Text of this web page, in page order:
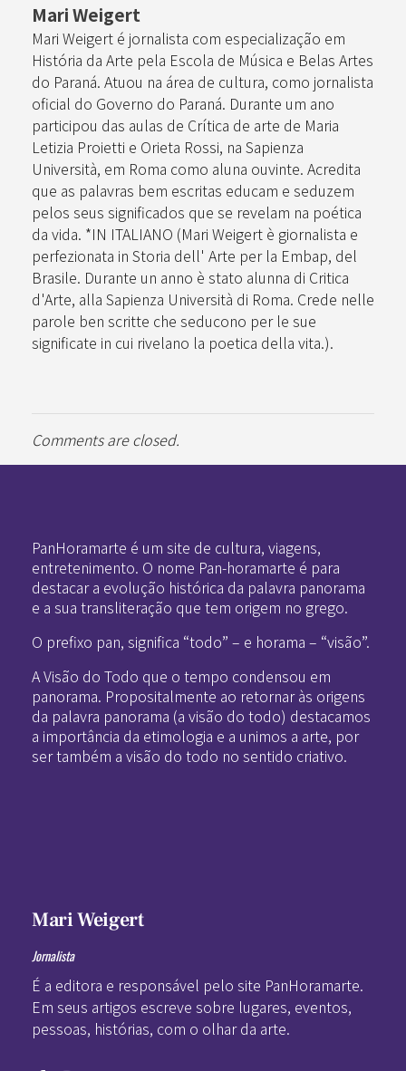
Mari Weigert
Mari Weigert é jornalista com especialização em
História da Arte pela Escola de Música e Belas Artes
do Paraná. Atuou na área de cultura, como jornalista
oficial do Governo do Paraná. Durante um ano
participou das aulas de Crítica de arte de Maria
Letizia Proietti e Orieta Rossi, na Sapienza
Università, em Roma como aluna ouvinte. Acredita
que as palavras bem escritas educam e seduzem
pelos seus significados que se revelam na poética
da vida. *IN ITALIANO (Mari Weigert è giornalista e
perfezionata in Storia dell' Arte per la Embap, del
Brasile. Durante un anno è stato alunna di Critica
d'Arte, alla Sapienza Università di Roma. Crede nelle
parole ben scritte che seducono per le sue
significate in cui rivelano la poetica della vita.).
Comments are closed.
PanHoramarte é um site de cultura, viagens,
entretenimento. O nome Pan-horamarte é para
destacar a evolução histórica da palavra panorama
e a sua transliteração que tem origem no grego.
O prefixo pan, significa “todo” – e horama – “visão”.
A Visão do Todo que o tempo condensou em
panorama. Propositalmente ao retornar às origens
da palavra panorama (a visão do todo) destacamos
a importância da etimologia e a unimos a arte, por
ser também a visão do todo no sentido criativo.
Mari Weigert
Jornalista
É a editora e responsável pelo site PanHoramarte.
Em seus artigos escreve sobre lugares, eventos,
pessoas, histórias, com o olhar da arte.